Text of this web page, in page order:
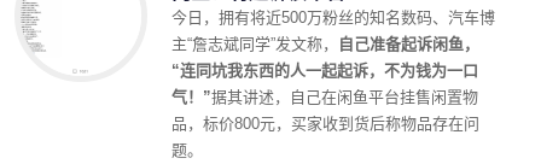
今日，拥有将近500万粉丝的知名数码、汽车博
主“詹志斌同学”发文称，
自己准备起诉闲鱼，
“连同坑我东西的人一起起诉，不为钱为一口
气！”据其讲述，自己在闲鱼平台挂售闲置物
品，标价800元，买家收到货后称物品存在问
题。